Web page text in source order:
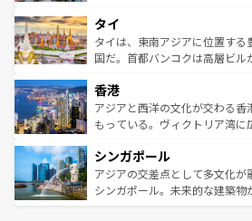
リティに包まれながら、韓国の
わってみてほしい。
覧を参照してほしい。
急速な発展と共に伝統が息づく
ーチミン市のフランス統治時代
醸し出している。また、バラエ
とつ。フォーやバインミー、ベ
ひ現地で味わいたい。どの地域
が旅行者を迎えてくれるので、
参照してほしい。
タイ
タイは、東南アジアに位置する
国だ。首都バンコクは高層ビル
の活気が交差している。北部で
帯で自然と触れ合い、南部では
いビーチでリゾート気分を楽し
激する。気候は一年中温暖で、
が待っている。親しみやすいタ
た文化、そして多様な観光資源
香港
アジアと西洋の文化が交わる香
もっている。ヴィクトリア湾に
み、どこを訪れても感動するは
ており、効率よく見どころを回
うな絶景から文化的な体験まで
シンガポール
アジアの交差点として多文化が
シンガポール。未来的な建築物